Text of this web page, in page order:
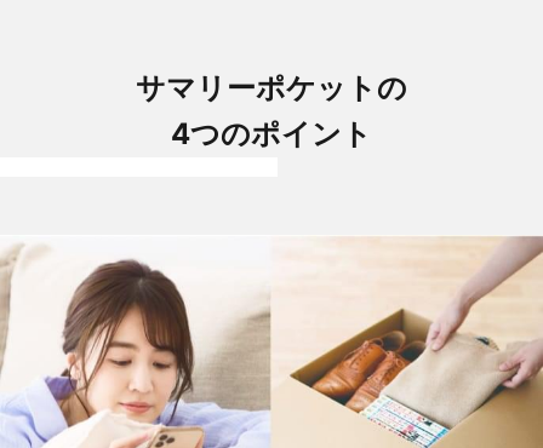
サマリーポケットの
4つのポイント